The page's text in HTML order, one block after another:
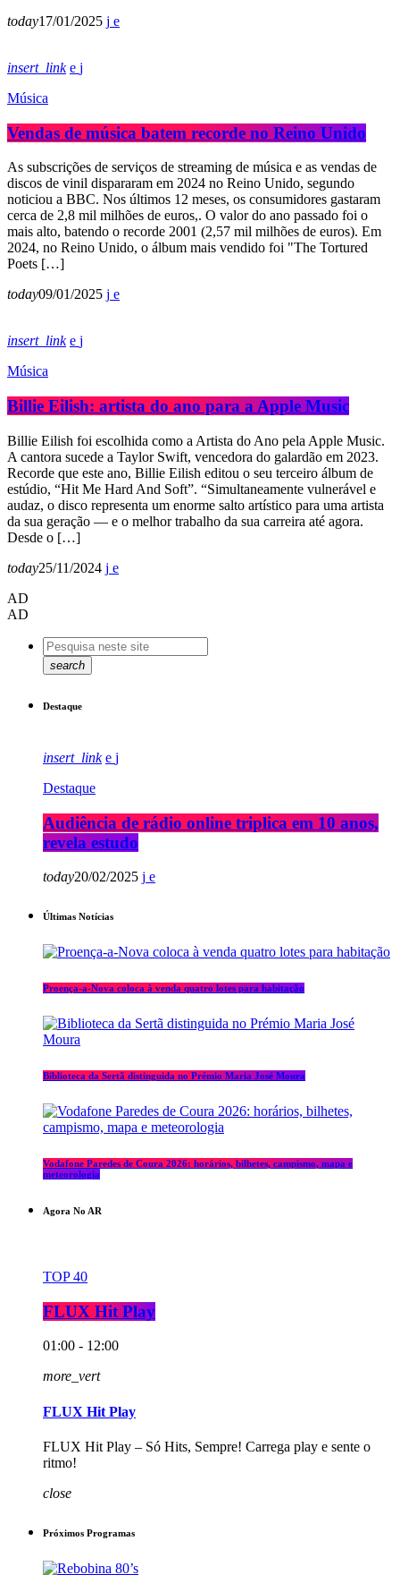
today17/01/2025
insert_link
Música
Vendas de música batem recorde no Reino Unido
As subscrições de serviços de streaming de música e as vendas de
discos de vinil dispararam em 2024 no Reino Unido, segundo
noticiou a BBC. Nos últimos 12 meses, os consumidores gastaram
cerca de 2,8 mil milhões de euros,. O valor do ano passado foi o
mais alto, batendo o recorde 2001 (2,57 mil milhões de euros). Em
2024, no Reino Unido, o álbum mais vendido foi "The Tortured
Poets […]
today09/01/2025
insert_link
Música
Billie Eilish: artista do ano para a Apple Music
Billie Eilish foi escolhida como a Artista do Ano pela Apple Music.
A cantora sucede a Taylor Swift, vencedora do galardão em 2023.
Recorde que este ano, Billie Eilish editou o seu terceiro álbum de
estúdio, “Hit Me Hard And Soft”. “Simultaneamente vulnerável e
audaz, o disco representa um enorme salto artístico para uma artista
da sua geração — e o melhor trabalho da sua carreira até agora.
Desde o […]
today25/11/2024
AD
AD
search
Destaque
insert_link
Destaque
Audiência de rádio online triplica em 10 anos,
revela estudo
today20/02/2025
Últimas Notícias
Proença-a-Nova coloca à venda quatro lotes para habitação
Biblioteca da Sertã distinguida no Prémio Maria José Moura
Vodafone Paredes de Coura 2026: horários, bilhetes, campismo, mapa e
meteorologia
Agora No AR
TOP 40
FLUX Hit Play
01:00 - 12:00
more_vert
FLUX Hit Play
FLUX Hit Play – Só Hits, Sempre! Carrega play e sente o
ritmo!
close
Próximos Programas